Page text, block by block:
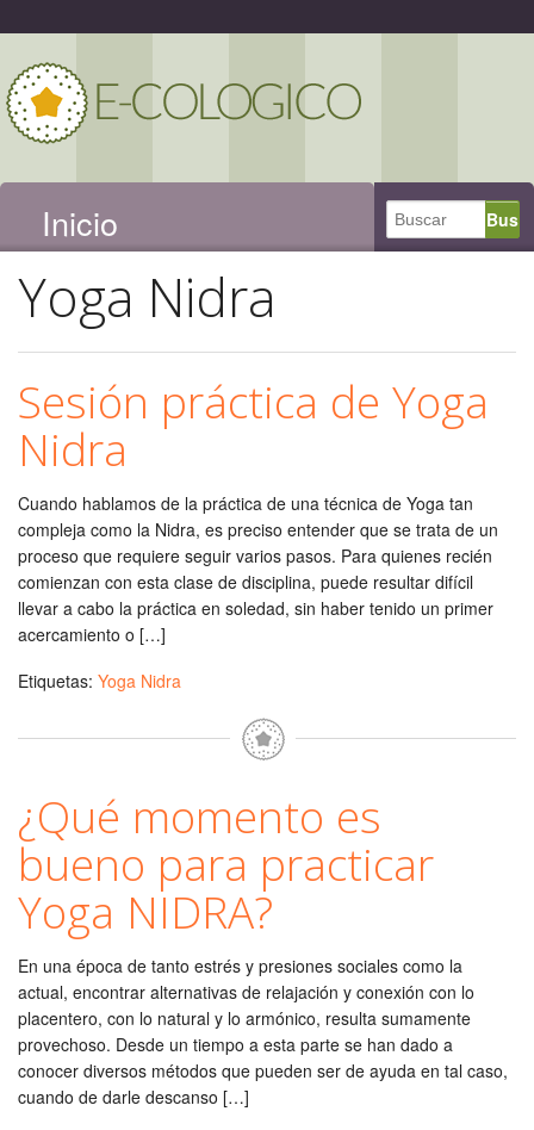
Inicio
Yoga Nidra
Sesión práctica de Yoga
Nidra
Cuando hablamos de la práctica de una técnica de Yoga tan
compleja como la Nidra, es preciso entender que se trata de un
proceso que requiere seguir varios pasos. Para quienes recién
comienzan con esta clase de disciplina, puede resultar difícil
llevar a cabo la práctica en soledad, sin haber tenido un primer
acercamiento o […]
Etiquetas: Yoga Nidra
¿Qué momento es
bueno para practicar
Yoga NIDRA?
En una época de tanto estrés y presiones sociales como la
actual, encontrar alternativas de relajación y conexión con lo
placentero, con lo natural y lo armónico, resulta sumamente
provechoso. Desde un tiempo a esta parte se han dado a
conocer diversos métodos que pueden ser de ayuda en tal caso,
cuando de darle descanso […]